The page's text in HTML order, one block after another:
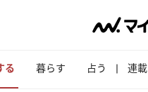
る 暮らす 占う 連載